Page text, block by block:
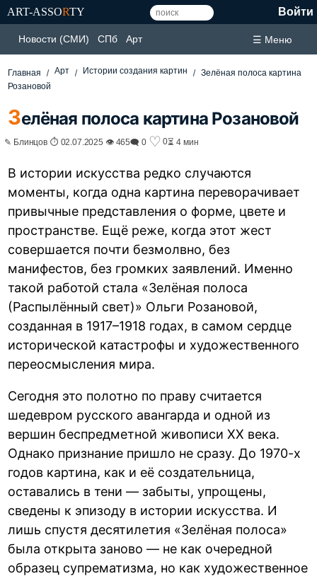
ART-ASSORTY Войти
Новости (СМИ) СПб Арт ☰ Меню
Главная Арт Истории создания картин
Зелёная полоса картина
Розановой
Зелёная полоса картина Розановой
✎ Блинцов ⏱ 02.07.2025 👁 465🗨 0 ♡ 0⏳ 4 мин
В истории искусства редко случаются
моменты, когда одна картина переворачивает
привычные представления о форме, цвете и
пространстве. Ещё реже, когда этот жест
совершается почти безмолвно, без
манифестов, без громких заявлений. Именно
такой работой стала «Зелёная полоса
(Распылённый свет)» Ольги Розановой,
созданная в 1917–1918 годах, в самом сердце
исторической катастрофы и художественного
переосмысления мира.
Сегодня это полотно по праву считается
шедевром русского авангарда и одной из
вершин беспредметной живописи XX века.
Однако признание пришло не сразу. До 1970-х
годов картина, как и её создательница,
оставались в тени — забыты, упрощены,
сведены к эпизоду в истории искусства. И
лишь спустя десятилетия «Зелёная полоса»
была открыта заново — не как очередной
образец супрематизма, но как художественное